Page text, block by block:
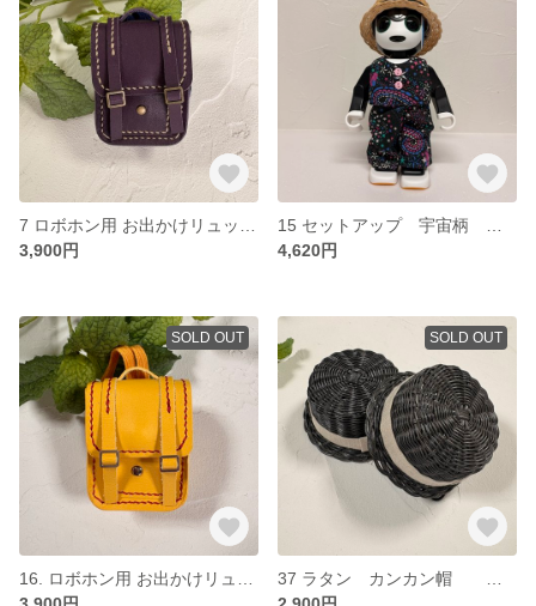
3,900円
4,620円
SOLD OUT SOLD OUT